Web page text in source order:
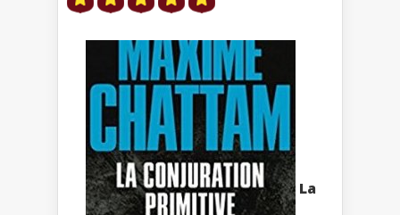
La